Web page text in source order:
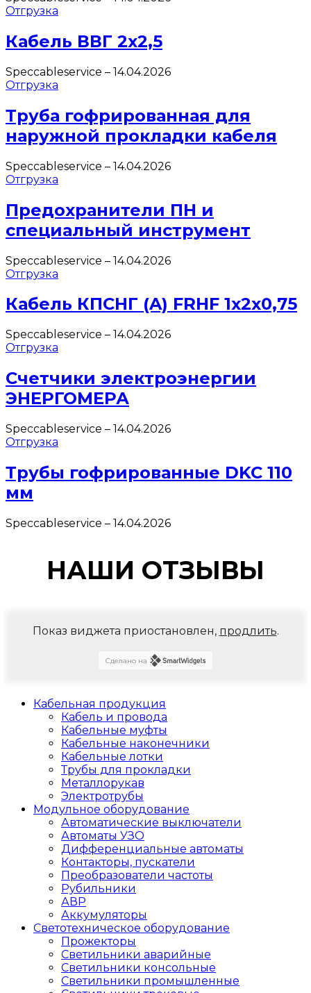
Отгрузка
Кабель ВВГ 2х2,5
Speccableservice – 14.04.2026
Отгрузка
Труба гофрированная для
наружной прокладки кабеля
Speccableservice – 14.04.2026
Отгрузка
Предохранители ПН и
специальный инструмент
Speccableservice – 14.04.2026
Отгрузка
Кабель КПСНГ (A) FRHF 1х2х0,75
Speccableservice – 14.04.2026
Отгрузка
Счетчики электроэнергии
ЭНЕРГОМЕРА
Speccableservice – 14.04.2026
Отгрузка
Трубы гофрированные DKC 110
мм
Speccableservice – 14.04.2026
НАШИ ОТЗЫВЫ
Показ виджета приостановлен, продлить.
Сделано на
Кабельная продукция
Кабель и провода
Кабельные муфты
Кабельные наконечники
Кабельные лотки
Трубы для прокладки
Металлорукав
Электротрубы
Модульное оборудование
Автоматические выключатели
Автоматы УЗО
Дифференциальные автоматы
Контакторы, пускатели
Преобразователи частоты
Рубильники
АВР
Аккумуляторы
Светотехническое оборудование
Прожекторы
Светильники аварийные
Светильники консольные
Светильники промышленные